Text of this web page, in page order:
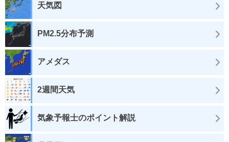
天気図
PM2.5分布予測
アメダス
2週間天気
気象予報士のポイント解説